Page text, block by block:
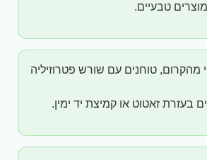
טבעיים.
מהקרום, טוחנים עם שורש פטרוזיליה
בעזרת זאטוט או קמיצת יד ימין.